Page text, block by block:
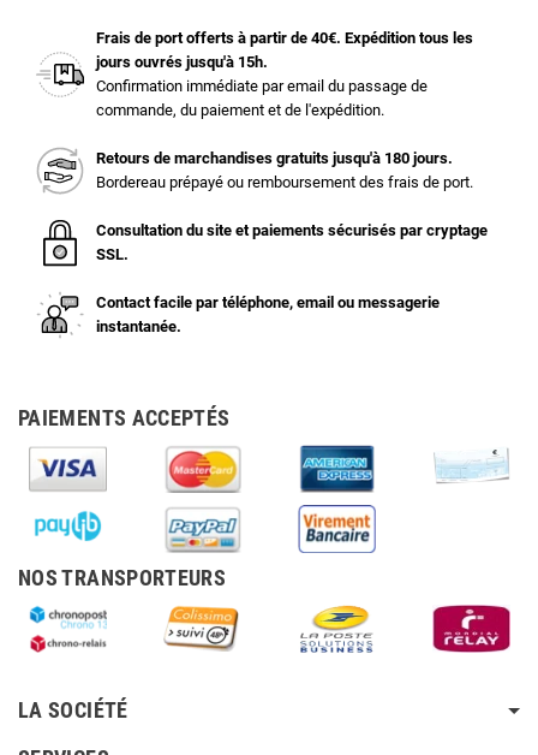
Frais de port offerts à partir de 40€. Expédition tous les
jours ouvrés jusqu'à 15h.
Confirmation immédiate par email du passage de
commande, du paiement et de l'expédition.
Retours de marchandises gratuits jusqu'à 180 jours.
Bordereau prépayé ou remboursement des frais de port.
Consultation du site et paiements sécurisés par cryptage
SSL.
Contact facile par téléphone, email ou messagerie
instantanée.
PAIEMENTS ACCEPTÉS
NOS TRANSPORTEURS
LA SOCIÉTÉ